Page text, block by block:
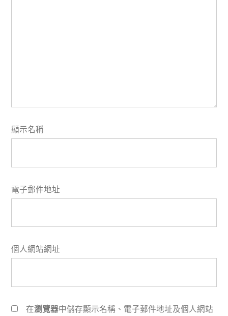
顯示名稱
電子郵件地址
個人網站網址
在瀏覽器中儲存顯示名稱、電子郵件地址及個人網站